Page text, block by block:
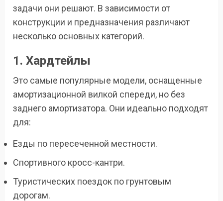
задачи они решают. В зависимости от
конструкции и предназначения различают
несколько основных категорий.
1. Хардтейлы
Это самые популярные модели, оснащенные
амортизационной вилкой спереди, но без
заднего амортизатора. Они идеально подходят
для:
Езды по пересеченной местности.
Спортивного кросс-кантри.
Туристических поездок по грунтовым
дорогам.